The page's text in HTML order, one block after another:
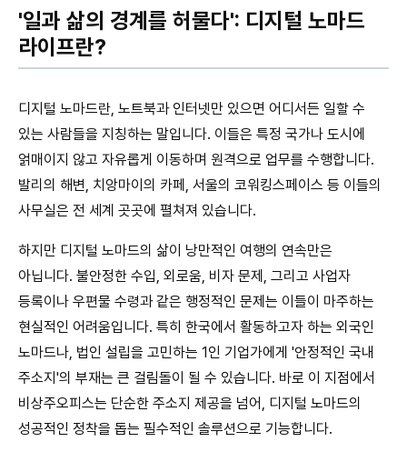
'일과 삶의 경계를 허물다': 디지털 노마드
라이프란?
디지털 노마드란, 노트북과 인터넷만 있으면 어디서든 일할 수
있는 사람들을 지칭하는 말입니다. 이들은 특정 국가나 도시에
얽매이지 않고 자유롭게 이동하며 원격으로 업무를 수행합니다.
발리의 해변, 치앙마이의 카페, 서울의 코워킹스페이스 등 이들의
사무실은 전 세계 곳곳에 펼쳐져 있습니다.
하지만 디지털 노마드의 삶이 낭만적인 여행의 연속만은
아닙니다. 불안정한 수입, 외로움, 비자 문제, 그리고 사업자
등록이나 우편물 수령과 같은 행정적인 문제는 이들이 마주하는
현실적인 어려움입니다. 특히 한국에서 활동하고자 하는 외국인
노마드나, 법인 설립을 고민하는 1인 기업가에게 '안정적인 국내
주소지'의 부재는 큰 걸림돌이 될 수 있습니다. 바로 이 지점에서
비상주오피스는 단순한 주소지 제공을 넘어, 디지털 노마드의
성공적인 정착을 돕는 필수적인 솔루션으로 기능합니다.